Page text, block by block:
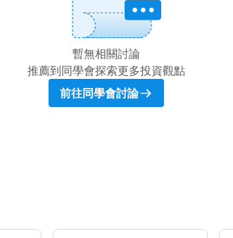
暫無相關討論
推薦到同學會探索更多投資觀點
前往同學會討論